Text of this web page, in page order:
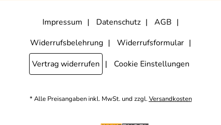
kann ich jederzeit mit Wirkung für die Zukunft widerrufen, indem ich
den Link "Abmelden" am Ende des Newsletters anklicke. Die
Impressum Datenschutz
AGB
Widerrufsbelehrung
Widerrufsformular
Vertrag widerrufen
Cookie Einstellungen
* Alle Preisangaben inkl. MwSt. und zzgl.Versandkosten